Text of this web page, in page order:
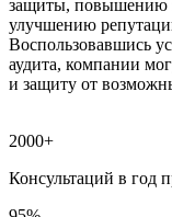
защиты, повышению
улучшению
Воспользовавшись
аудита, компании
и защиту от
2000+
Консультаций в год